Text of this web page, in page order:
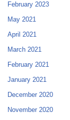
February 2023
May 2021
April 2021
March 2021
February 2021
January 2021
December 2020
November 2020